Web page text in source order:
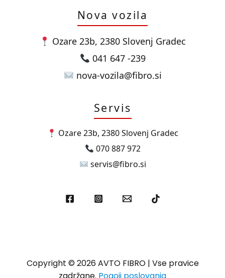
Nova vozila
Ozare 23b, 2380 Slovenj Gradec
041 647 -239
nova-vozila@fibro.si
Servis
Ozare 23b, 2380 Slovenj Gradec
070 887 972
servis@fibro.si
Copyright © 2026 AVTO FIBRO | Vse pravice